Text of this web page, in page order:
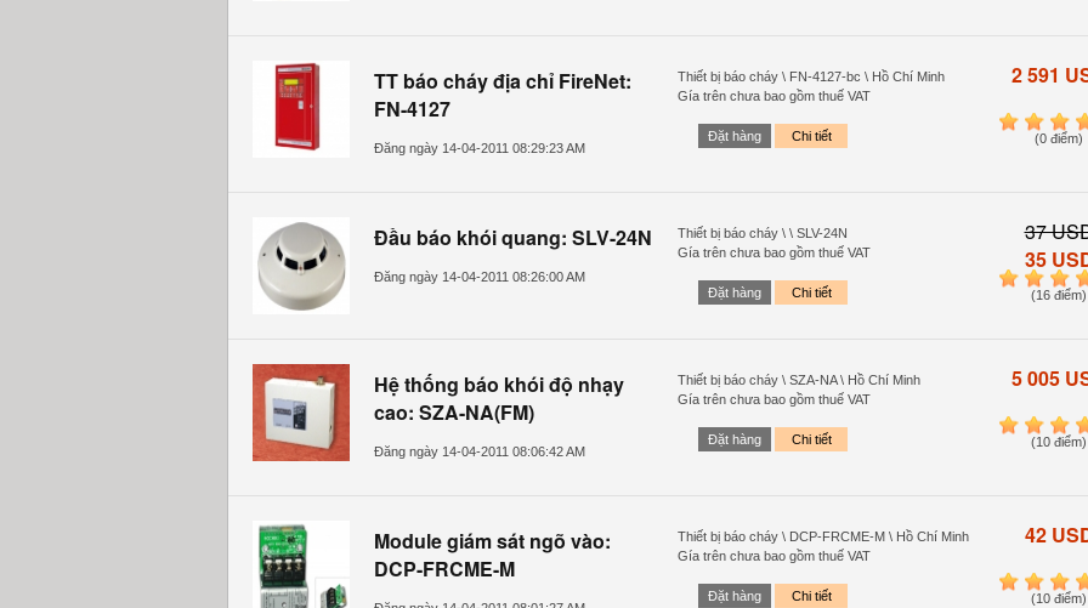
TT báo cháy địa chỉ FireNet:
FN-4127
Đăng ngày 14-04-2011 08:29:23 AM
Thiết bị báo cháy \ FN-4127-bc \ Hồ Chí Minh
Gía trên chưa bao gồm thuế VAT
Đặt hàng Chi tiết
2 591
1 2 3 4
(0 điểm)
Đầu báo khói quang: SLV-24N
Đăng ngày 14-04-2011 08:26:00 AM
Thiết bị báo cháy \ \ SLV-24N
Gía trên chưa bao gồm thuế VAT
Đặt hàng Chi tiết
37
35
1 2 3 4
(16 điểm)
Hệ thống báo khói độ nhạy
cao: SZA-NA(FM)
Đăng ngày 14-04-2011 08:06:42 AM
Thiết bị báo cháy \ SZA-NA \ Hồ Chí Minh
Gía trên chưa bao gồm thuế VAT
Đặt hàng Chi tiết
5 005
1 2 3 4
(10 điểm)
Module giám sát ngõ vào:
DCP-FRCME-M
Thiết bị báo cháy \ DCP-FRCME-M \ Hồ Chí Minh
Gía trên chưa bao gồm thuế VAT
Đặt hàng Chi tiết
42
1 2 3 4
(10 điểm)